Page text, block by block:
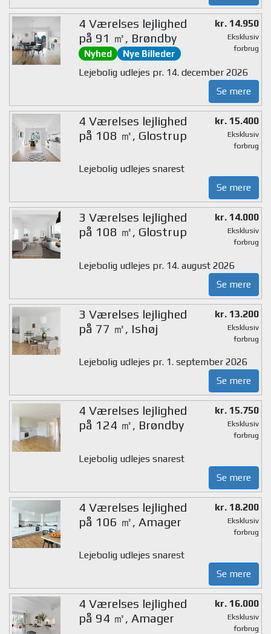
4 Værelses lejlighed
på 91 ㎡, Brøndby
Nyhed Nye Billeder
kr. 14.950
Eksklusiv
forbrug
Lejebolig udlejes pr. 14. december 2026
Se mere
4 Værelses lejlighed
på 108 ㎡, Glostrup
kr. 15.400
Eksklusiv
forbrug
Lejebolig udlejes snarest
Se mere
3 Værelses lejlighed
på 108 ㎡, Glostrup
kr. 14.000
Eksklusiv
forbrug
Lejebolig udlejes pr. 14. august 2026
Se mere
3 Værelses lejlighed
på 77 ㎡, Ishøj
kr. 13.200
Eksklusiv
forbrug
Lejebolig udlejes pr. 1. september 2026
Se mere
4 Værelses lejlighed
på 124 ㎡, Brøndby
kr. 15.750
Eksklusiv
forbrug
Lejebolig udlejes snarest
Se mere
4 Værelses lejlighed
på 106 ㎡, Amager
kr. 18.200
Eksklusiv
forbrug
Lejebolig udlejes snarest
Se mere
4 Værelses lejlighed
på 94 ㎡, Amager
kr. 16.000
Eksklusiv
forbrug